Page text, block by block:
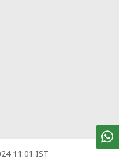
11:01 IST